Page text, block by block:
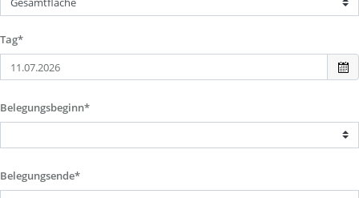
Tag*
Belegungsbeginn*
Belegungsende*